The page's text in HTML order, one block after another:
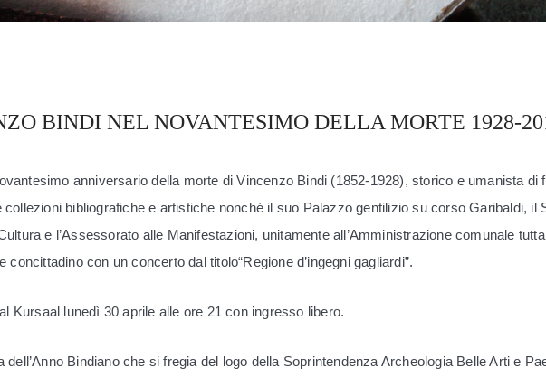
BINDI NEL NOVANTESIMO DELLA MORTE 1928-
anniversario della morte di Vincenzo Bindi (1852-1928), storico e umanista di
collezioni bibliografiche e artistiche nonché il suo Palazzo gentilizio su corso Garibaldi, il
e l’Assessorato alle Manifestazioni, unitamente all’Amministrazione comunale
concittadino con un concerto dal titolo“Regione d’ingegni gagliardi”.
Kursaal lunedì 30 aprile alle ore 21 con ingresso libero.
dell’Anno Bindiano che si fregia del logo della Soprintendenza Archeologia Belle Arti e